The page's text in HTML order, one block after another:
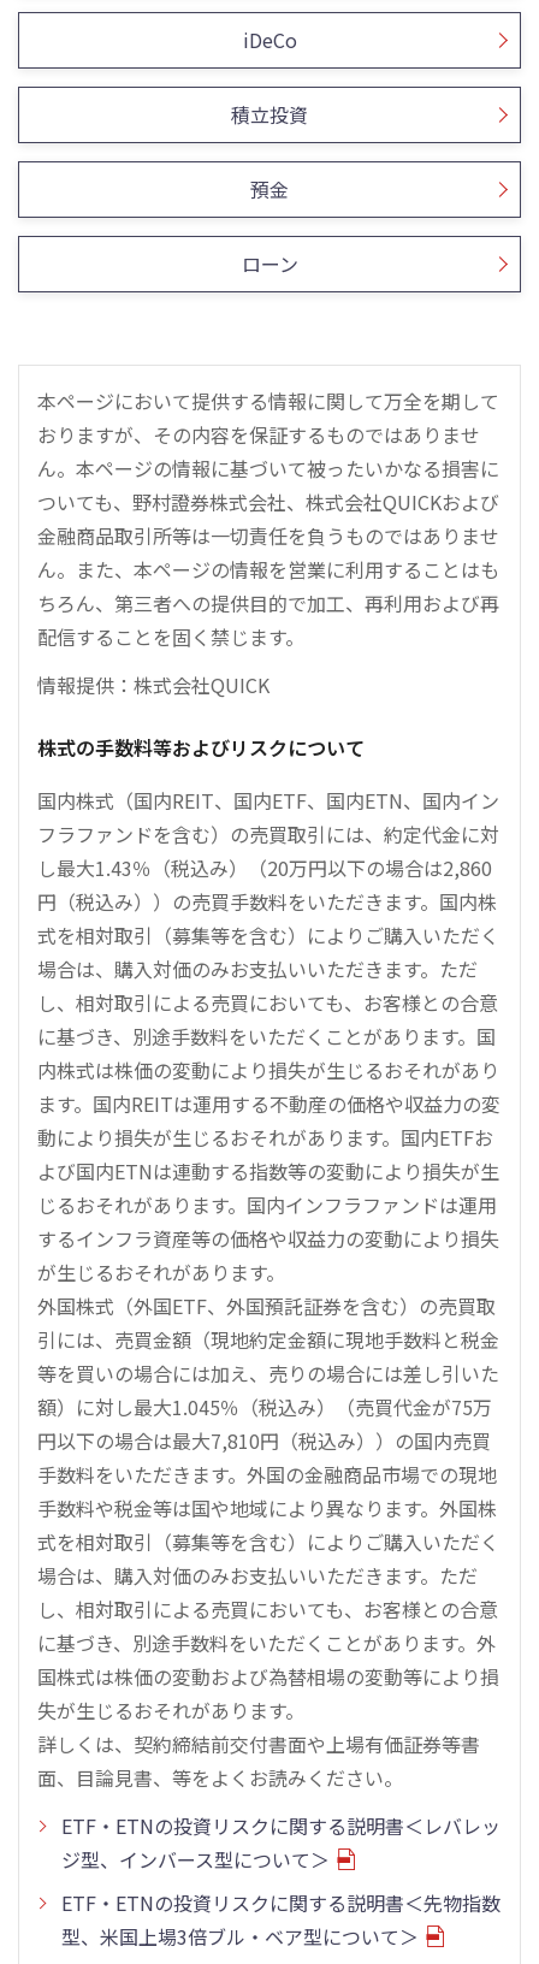
iDeCo
積立投資
預金
ローン
本ページにおいて提供する情報に関して万全を期して
おりますが、その内容を保証するものではありませ
ん。本ページの情報に基づいて被ったいかなる損害に
ついても、野村證券株式会社、株式会社QUICKおよび
金融商品取引所等は一切責任を負うものではありませ
ん。また、本ページの情報を営業に利用することはも
ちろん、第三者への提供目的で加工、再利用および再
配信することを固く禁じます。
情報提供：株式会社QUICK
株式の手数料等およびリスクについて
国内株式（国内REIT、国内ETF、国内ETN、国内イン
フラファンドを含む）の売買取引には、約定代金に対
し最大1.43％（税込み）（20万円以下の場合は2,860
円（税込み））の売買手数料をいただきます。国内株
式を相対取引（募集等を含む）によりご購入いただく
場合は、購入対価のみお支払いいただきます。ただ
し、相対取引による売買においても、お客様との合意
に基づき、別途手数料をいただくことがあります。国
内株式は株価の変動により損失が生じるおそれがあり
ます。国内REITは運用する不動産の価格や収益力の変
動により損失が生じるおそれがあります。国内ETFお
よび国内ETNは連動する指数等の変動により損失が生
じるおそれがあります。国内インフラファンドは運用
するインフラ資産等の価格や収益力の変動により損失
が生じるおそれがあります。
外国株式（外国ETF、外国預託証券を含む）の売買取
引には、売買金額（現地約定金額に現地手数料と税金
等を買いの場合には加え、売りの場合には差し引いた
額）に対し最大1.045％（税込み）（売買代金が75万
円以下の場合は最大7,810円（税込み））の国内売買
手数料をいただきます。外国の金融商品市場での現地
手数料や税金等は国や地域により異なります。外国株
式を相対取引（募集等を含む）によりご購入いただく
場合は、購入対価のみお支払いいただきます。ただ
し、相対取引による売買においても、お客様との合意
に基づき、別途手数料をいただくことがあります。外
国株式は株価の変動および為替相場の変動等により損
失が生じるおそれがあります。
詳しくは、契約締結前交付書面や上場有価証券等書
面、目論見書、等をよくお読みください。
ETF・ETNの投資リスクに関する説明書＜レバレッ
ジ型、インバース型について＞
ETF・ETNの投資リスクに関する説明書＜先物指数
型、米国上場3倍ブル・ベア型について＞